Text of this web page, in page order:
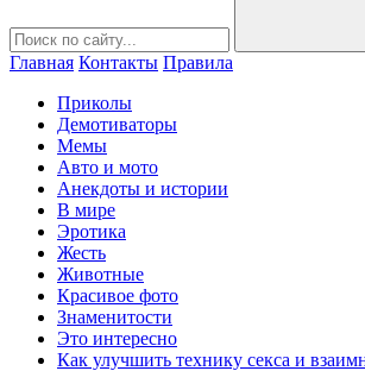
Главная Контакты Правила
Приколы
Демотиваторы
Мемы
Авто и мото
Анекдоты и истории
В мире
Эротика
Жесть
Животные
Красивое фото
Знаменитости
Это интересно
Как улучшить технику секса и